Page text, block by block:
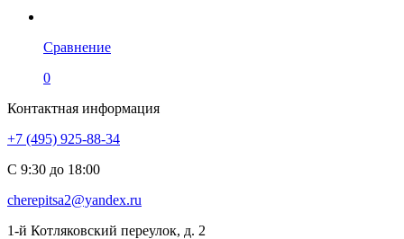
Сравнение
0
Контактная информация
+7 (495) 925-88-34
С 9:30 до 18:00
cherepitsa2@yandex.ru
1-й Котляковский переулок, д. 2